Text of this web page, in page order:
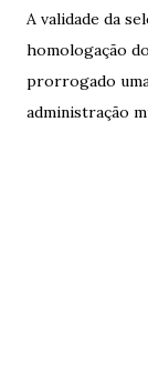
A validade da
homologação
prorrogado
administração